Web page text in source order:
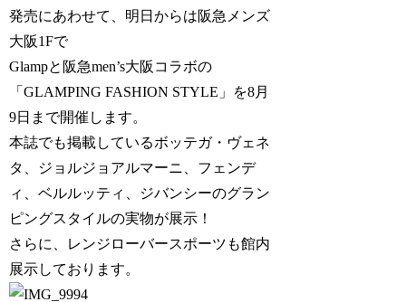
発売にあわせて、明日からは阪急メンズ
大阪1Fで
Glampと阪急men’s大阪コラボの
「GLAMPING FASHION STYLE」を8月
9日まで開催します。
本誌でも掲載しているボッテガ・ヴェネ
タ、ジョルジョアルマーニ、フェンデ
ィ、ベルルッティ、ジバンシーのグラン
ピングスタイルの実物が展示！
さらに、レンジローバースポーツも館内
展示しております。